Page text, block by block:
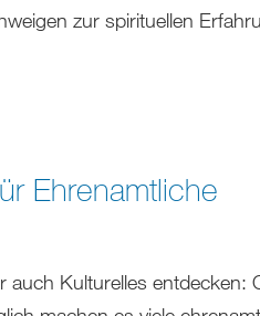
zur spirituellen
Ehrenamtliche
auch Kulturelles entdecken: